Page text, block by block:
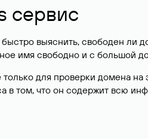
сервис
выяснить, свободен
имя свободно и с большой
для проверки домена
в том, что он содержит всю